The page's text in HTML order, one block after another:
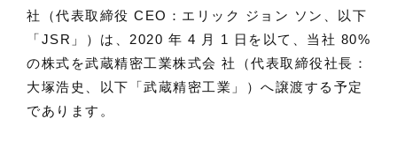
社（代表取締役 CEO：エリック ジョン ソン、以下
「JSR」）は、2020 年 4 月 1 日を以て、当社 80%
の株式を武蔵精密工業株式会 社（代表取締役社長：
大塚浩史、以下「武蔵精密工業」）へ譲渡する予定
であります。